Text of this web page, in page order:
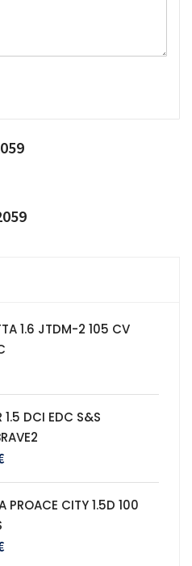
1.6 JTDM-2 105 CV
1.5 DCI EDC S&S
PROACE CITY 1.5D 100